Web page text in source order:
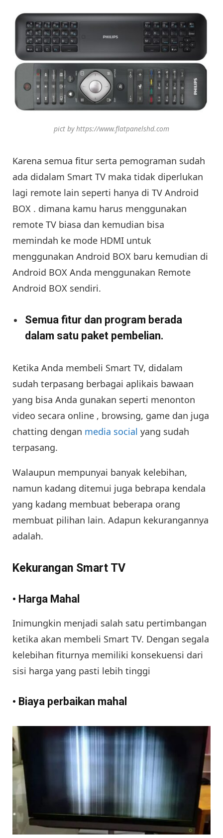
pict by https://www.flatpanelshd.com
Karena semua fitur serta pemograman sudah
ada didalam Smart TV maka tidak diperlukan
lagi remote lain seperti hanya di TV Android
BOX . dimana kamu harus menggunakan
remote TV biasa dan kemudian bisa
memindah ke mode HDMI untuk
menggunakan Android BOX baru kemudian di
Android BOX Anda menggunakan Remote
Android BOX sendiri.
Semua fitur dan program berada
dalam satu paket pembelian.
Ketika Anda membeli Smart TV, didalam
sudah terpasang berbagai aplikais bawaan
yang bisa Anda gunakan seperti menonton
video secara online , browsing, game dan juga
chatting dengan media social yang sudah
terpasang.
Walaupun mempunyai banyak kelebihan,
namun kadang ditemui juga bebrapa kendala
yang kadang membuat beberapa orang
membuat pilihan lain. Adapun kekurangannya
adalah.
Kekurangan Smart TV
• Harga Mahal
Inimungkin menjadi salah satu pertimbangan
ketika akan membeli Smart TV. Dengan segala
kelebihan fiturnya memiliki konsekuensi dari
sisi harga yang pasti lebih tinggi
• Biaya perbaikan mahal